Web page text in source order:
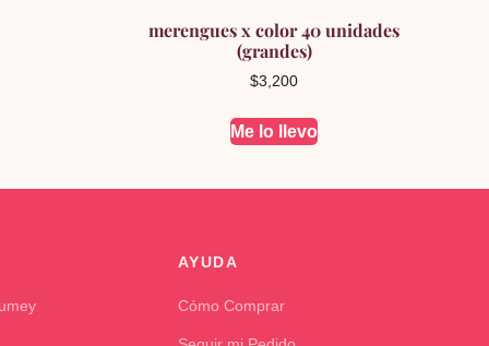
merengues x color 40 unidades
(grandes)
$3,200
Me lo llevo
AYUDA
Cómo Comprar